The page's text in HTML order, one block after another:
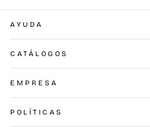
AYUDA
CATÁLOGOS
EMPRESA
POLÍTICAS